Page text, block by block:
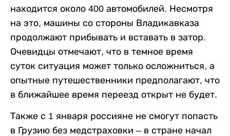
находится около 400 автомобилей. Несмотря
на это, машины со стороны Владикавказа
продолжают прибывать и вставать в затор.
Очевидцы отмечают, что в темное время
суток ситуация может только осложниться, а
опытные путешественники предполагают, что
в ближайшее время переезд открыт не будет.
Также с 1 января россияне не смогут попасть
в Грузию без медстраховки – в стране начал